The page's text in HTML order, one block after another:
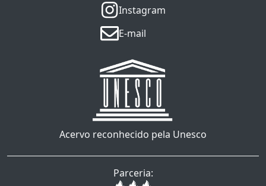
Instagram
E-mail
Acervo reconhecido pela Unesco
Parceria: